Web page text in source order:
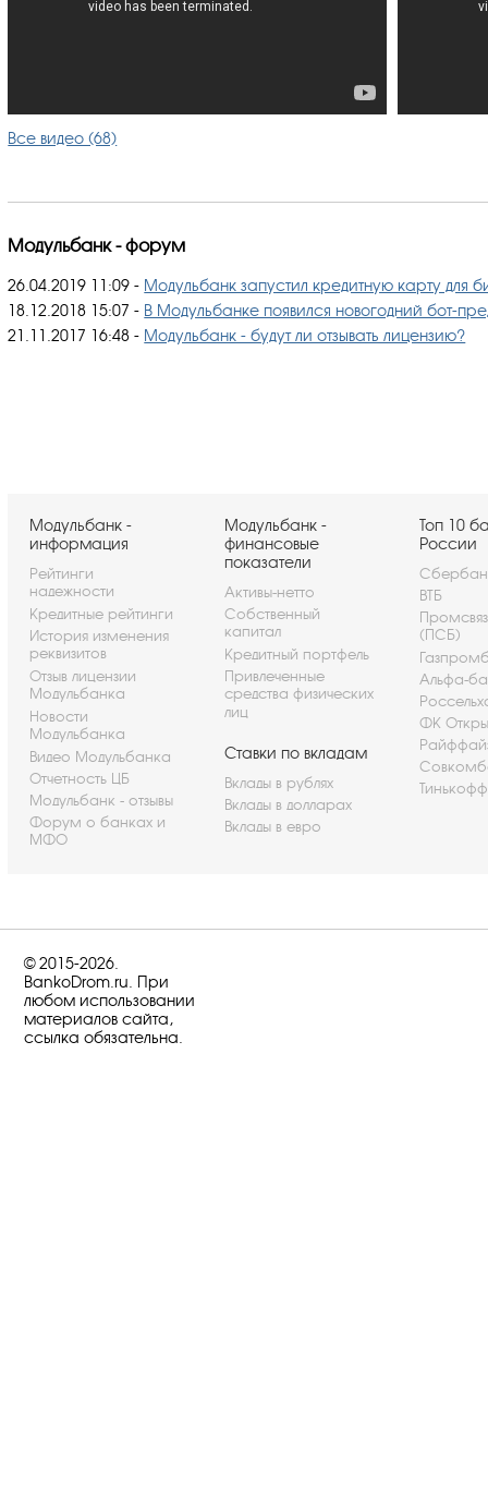
Все видео (68)
Модульбанк - форум
26.04.2019 11:09- Модульбанк запустил кредитную карту для
18.12.2018 15:07- В Модульбанке появился новогодний бот-
21.11.2017 16:48- Модульбанк - будут ли отзывать лицензию?
Модульбанк -
информация
Рейтинги
надежности
Кредитные рейтинги
История изменения
реквизитов
Отзыв лицензии
Модульбанка
Новости
Модульбанка
Видео Модульбанка
Отчетность ЦБ
Модульбанк - отзывы
Форум о банках и
МФО
Модульбанк -
финансовые
показатели
Активы-нетто
Собственный
капитал
Кредитный портфель
Привлеченные
средства физических
лиц
Ставки по вкладам
Вклады в рублях
Вклады в долларах
Вклады в евро
Топ 10
России
ВТБ
(ПСБ)
Альфа-
ФК
© 2015-2026.
BankoDrom.ru. При
любом использовании
материалов сайта,
ссылка обязательна.